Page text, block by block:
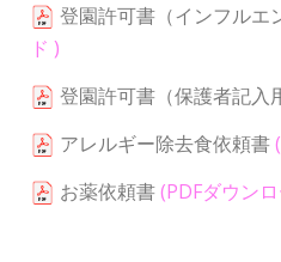
登園許可書（インフルエ
ド )
登園許可書（保護者記入
アレルギー除去食依頼書
お薬依頼書(PDFダウン